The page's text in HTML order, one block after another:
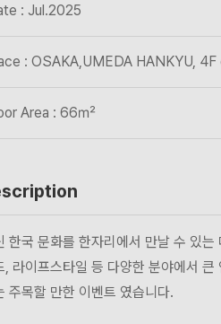
: Jul.2025
: OSAKA,UMEDA HANKYU,
Area : 66㎡
한국 문화를 한자리에서 만날 수 있
, 라이프스타일 등 다양한 분야에서
주목할 만한 이벤트 였습니다.